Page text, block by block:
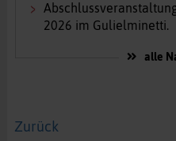
2026 im Gulielminetti.
alle
Zurück